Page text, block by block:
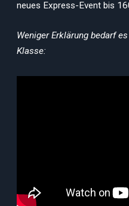
neues Express-Event bis
Weniger Erklärung bedarf
Klasse: